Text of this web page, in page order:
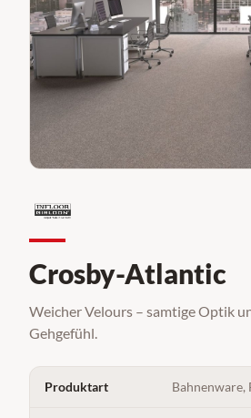
Crosby-Atlantic
Weicher Velours – samtige Optik
Gehgefühl.
Produktart